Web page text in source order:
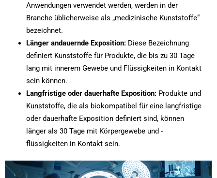
Anwendungen verwendet werden, werden in der
Branche üblicherweise als „medizinische Kunststoffe“
bezeichnet.
Länger andauernde Exposition:Diese Bezeichnung
definiert Kunststoffe für Produkte, die bis zu 30 Tage
lang mit innerem Gewebe und Flüssigkeiten in Kontakt
sein können.
Langfristige oder dauerhafte Exposition:Produkte und
Kunststoffe, die als biokompatibel für eine langfristige
oder dauerhafte Exposition definiert sind, können
länger als 30 Tage mit Körpergewebe und -
flüssigkeiten in Kontakt sein.